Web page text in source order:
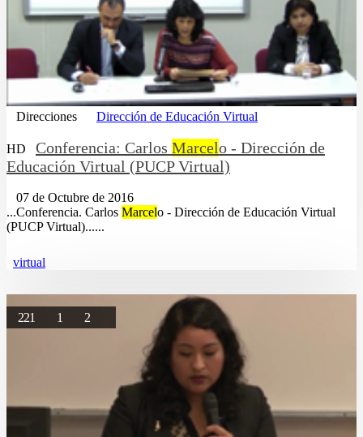
Direcciones Dirección de Educación Virtual
HD Conferencia: Carlos Marcelo - Dirección de
Educación Virtual (PUCP Virtual)
07 de Octubre de 2016
...Conferencia. Carlos Marcelo - Dirección de Educación Virtual
(PUCP Virtual)......
virtual
221 1 2